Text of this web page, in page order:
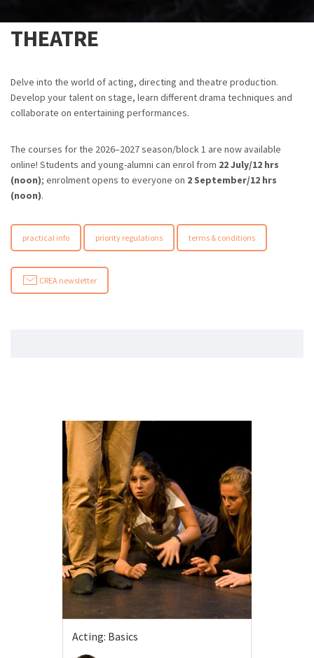
THEATRE
Delve into the world of acting, directing and theatre production.
Develop your talent on stage, learn different drama techniques and
collaborate on entertaining performances.
The courses for the 2026–2027 season/block 1 are now available
online! Students and young-alumni can enrol from 22 July/12 hrs
(noon); enrolment opens to everyone on 2 September/12 hrs
(noon).
practical info priority regulations terms & conditions
CREA newsletter
Acting: Basics